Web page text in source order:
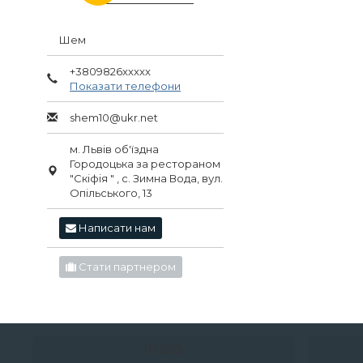
Шем
+3809826xxxxx
Показати телефони
shem10@ukr.net
м. Львів об'їздна
Городоцька за рестораном
"Скіфія " , с. Зимна Вода, вул.
Опільського, 13
Написати нам
Стати партнером